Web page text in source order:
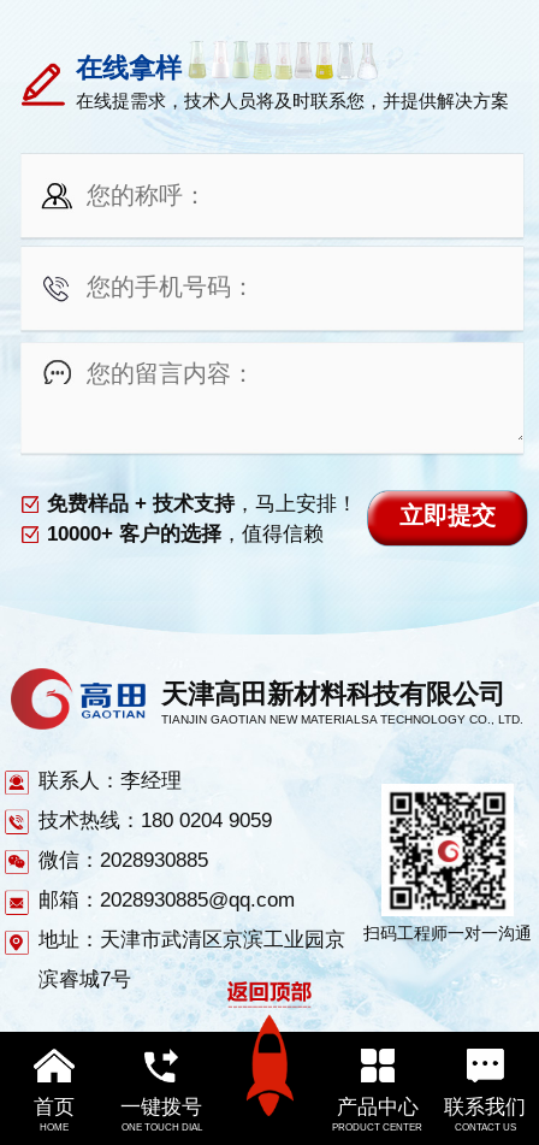
在线拿样
在线提需求，技术人员将及时联系您，并提供解决方案
免费样品 + 技术支持，马上安排！
10000+ 客户的选择，值得信赖
天津高田新材料科技有限公司
TIANJIN GAOTIAN NEW MATERIALSA TECHNOLOGY CO., LTD.
联系人：李经理
技术热线：180 0204 9059
微信：2028930885
邮箱：2028930885@qq.com
地址：天津市武清区京滨工业园京
滨睿城7号
扫码工程师一对一沟通
首页
HOME
一键拨号
ONE TOUCH DIAL
产品中心
PRODUCT CENTER
联系我们
CONTACT US